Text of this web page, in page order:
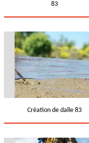
83
Création de dalle 83